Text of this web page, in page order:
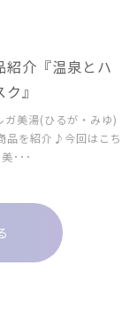
紹介『温泉とハ
』
ガ美湯(ひるが・みゆ)
品を紹介♪今回はこち
･･･